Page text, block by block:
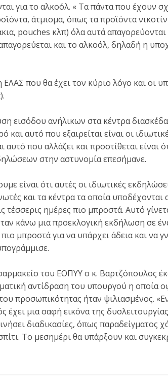
για το αλκοόλ. « Τα πάντα που έχουν
άτμισμα, όπως τα προϊόντα
pouches κλπ) όλα αυτά
και το αλκοόλ, δηλαδή η
που θα έχει τον κύριο λόγο και οι
εισόδου ανήλικων στα κέντρα
και αυτό που εξαιρείται είναι οι
αυτό που αλλάζει και προστίθεται είναι
στην αστυνομία επεσήμανε.
είναι ότι αυτές οι ιδιωτικές
και τα κέντρα τα οποία
τέσσερις ημέρες πιο μπροστά. Αυτό
κάνω μια προεκλογική εκδήλωση σε
μπροστά για να υπάρχει άδεια και να
του ΕΟΠΥΥ ο κ. Βαρτζόπουλος
αντίδραση του υπουργού η οποία
προσωπικότητας ήταν ψιλιασμένος.
έχει μια σαφή εικόνα της
διαδικασίες, όπως παραδείγματος
Το μεσημέρι θα υπάρξουν και